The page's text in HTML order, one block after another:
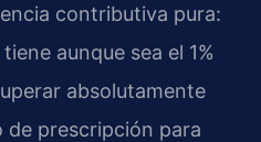
contributiva pura:
aunque sea el 1%
absolutamente
de prescripción para